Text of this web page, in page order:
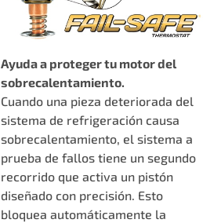
Ayuda a proteger tu motor del
sobrecalentamiento.
Cuando una pieza deteriorada del
sistema de refrigeración causa
sobrecalentamiento, el sistema a
prueba de fallos tiene un segundo
recorrido que activa un pistón
diseñado con precisión. Esto
bloquea automáticamente la